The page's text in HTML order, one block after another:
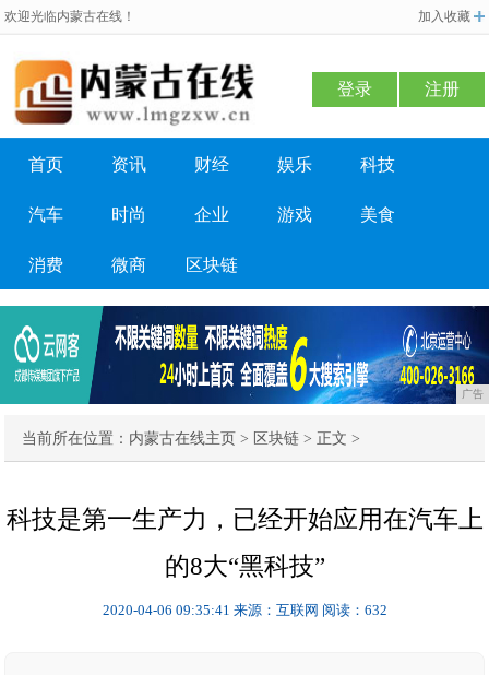
欢迎光临内蒙古在线！ 加入收藏
登录 注册
首页 资讯 财经 娱乐 科技
汽车 时尚 企业 游戏 美食
消费 微商 区块链
广告
当前所在位置： 内蒙古在线主页 > 区块链 > 正文 >
科技是第一生产力，已经开始应用在汽车上
的8大“黑科技”
2020-04-06 09:35:41 来源：互联网 阅读：632